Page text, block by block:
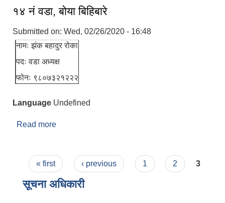
१४ नं वडा, बोया बिहिबारे
Submitted on: Wed, 02/26/2020 - 16:48
नामः झंक बहादुर रोका
पदः वडा अध्यक्ष
फोनः ९८०७३२१२२२
Language Undefined
Read more
Pages
« first ‹ previous 1 2 3
सूचना अधिकारी